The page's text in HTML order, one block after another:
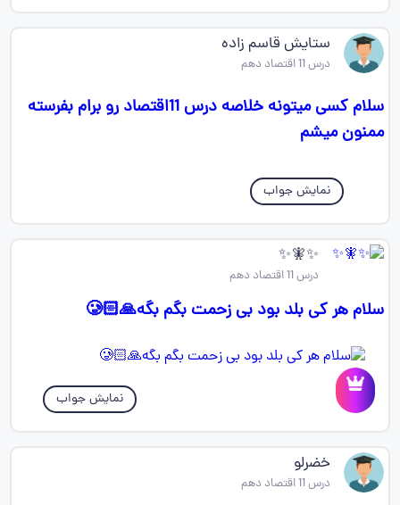
ستایش قاسم زاده
درس 11 اقتصاد دهم
سلام کسی میتونه خلاصه درس 11اقتصاد رو برام بفرسته
ممنون میشم
نمایش جواب
✨🧚✨
درس 11 اقتصاد دهم
سلام هر کی بلد بود بی زحمت بگم بگه🙏🏻🥲
نمایش جواب
خضرلو
درس 11 اقتصاد دهم